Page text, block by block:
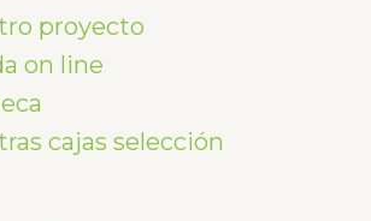
proyecto
on line
cajas selección